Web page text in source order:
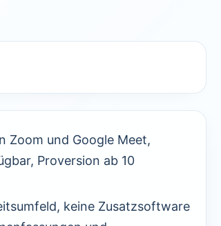
Zoom und Google Meet,
Proversion ab 10
keine Zusatzsoftware